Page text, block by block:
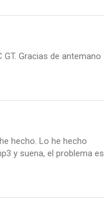
Gracias de antemano
hecho. Lo he hecho
y suena, el problema es